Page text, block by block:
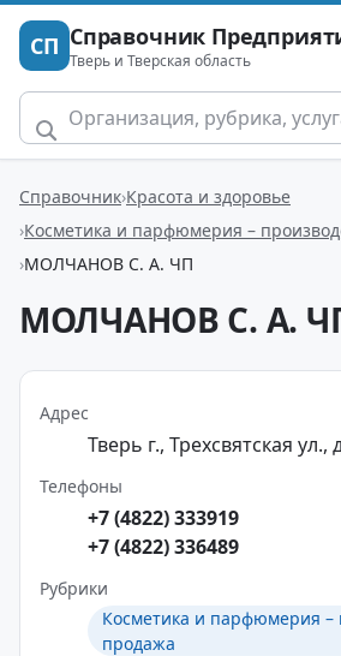
СП Справочник
Тверь и Тверская область
Справочник Красота и здоровье
Косметика и парфюмерия –
МОЛЧАНОВ С. А. ЧП
МОЛЧАНОВ С. А.
Адрес
Тверь г., Трехсвятская ул.,
Телефоны
+7 (4822) 333919
+7 (4822) 336489
Рубрики
Косметика и парфюмерия –
продажа